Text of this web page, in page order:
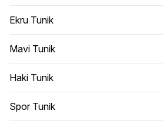
Ekru Tunik
Mavi Tunik
Haki Tunik
Spor Tunik